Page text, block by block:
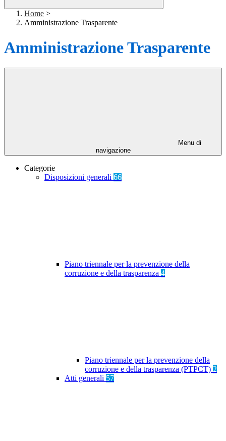
Home >
Amministrazione Trasparente
Amministrazione Trasparente
Menu di
navigazione
Categorie
Disposizioni generali 66
Piano triennale per la prevenzione della
corruzione e della trasparenza 4
Piano triennale per la prevenzione della
corruzione e della trasparenza (PTPCT) 2
Atti generali 57